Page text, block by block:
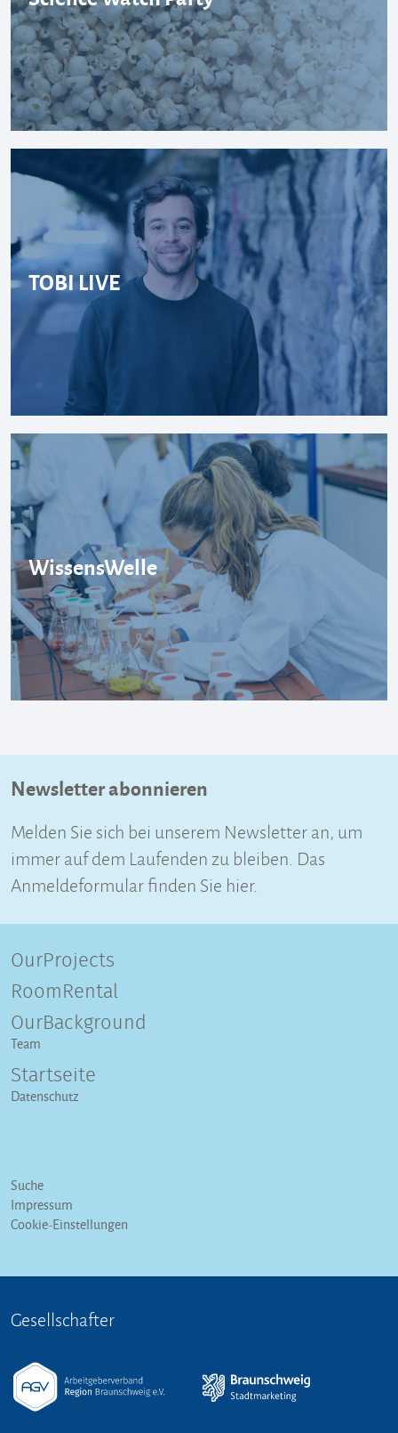
TOBI LIVE
WissensWelle
Newsletter abonnieren
Melden Sie sich bei unserem Newsletter an, um
immer auf dem Laufenden zu bleiben. Das
Anmeldeformular finden Sie hier.
OurProjects
RoomRental
OurBackground
Team
Startseite
Datenschutz
Suche
Impressum
Cookie-Einstellungen
Gesellschafter